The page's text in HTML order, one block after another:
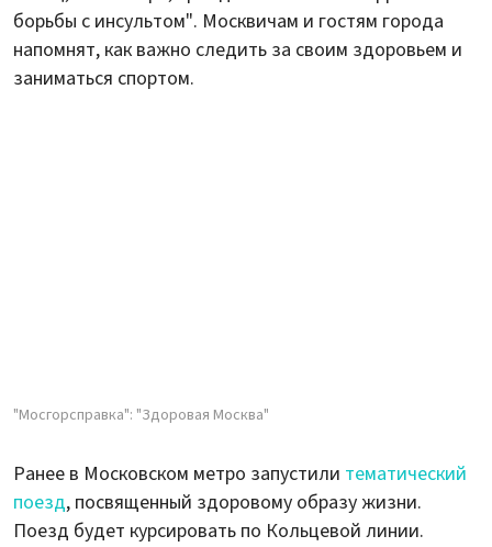
борьбы с инсультом". Москвичам и гостям города
напомнят, как важно следить за своим здоровьем и
заниматься спортом.
"Мосгорсправка": "Здоровая Москва"
Ранее в Московском метро запустили тематический
поезд, посвященный здоровому образу жизни.
Поезд будет курсировать по Кольцевой линии.